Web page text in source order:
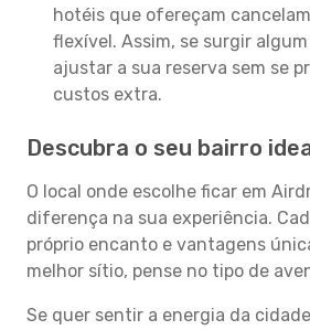
hotéis que ofereçam
flexível. Assim, se surgir
ajustar a sua reserva sem se
custos extra.
Descubra o seu bairro
O local onde escolhe ficar em
diferença na sua experiência.
próprio encanto e vantagens
melhor sítio, pense no tipo de
Se quer sentir a energia da